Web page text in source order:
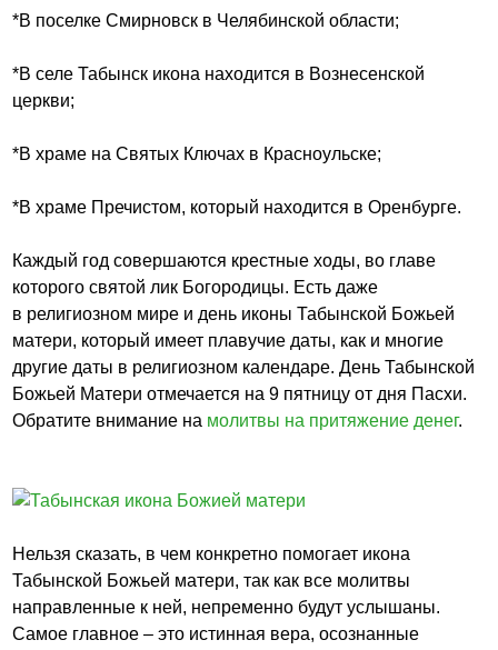
*В поселке Смирновск в Челябинской области;
*В селе Табынск икона находится в Вознесенской
церкви;
*В храме на Святых Ключах в Красноульске;
*В храме Пречистом, который находится в Оренбурге.
Каждый год совершаются крестные ходы, во главе
которого святой лик Богородицы. Есть даже
в религиозном мире и день иконы Табынской Божьей
матери, который имеет плавучие даты, как и многие
другие даты в религиозном календаре. День Табынской
Божьей Матери отмечается на 9 пятницу от дня Пасхи.
Обратите внимание на молитвы на притяжение денег.
Нельзя сказать, в чем конкретно помогает икона
Табынской Божьей матери, так как все молитвы
направленные к ней, непременно будут услышаны.
Самое главное – это истинная вера, осознанные